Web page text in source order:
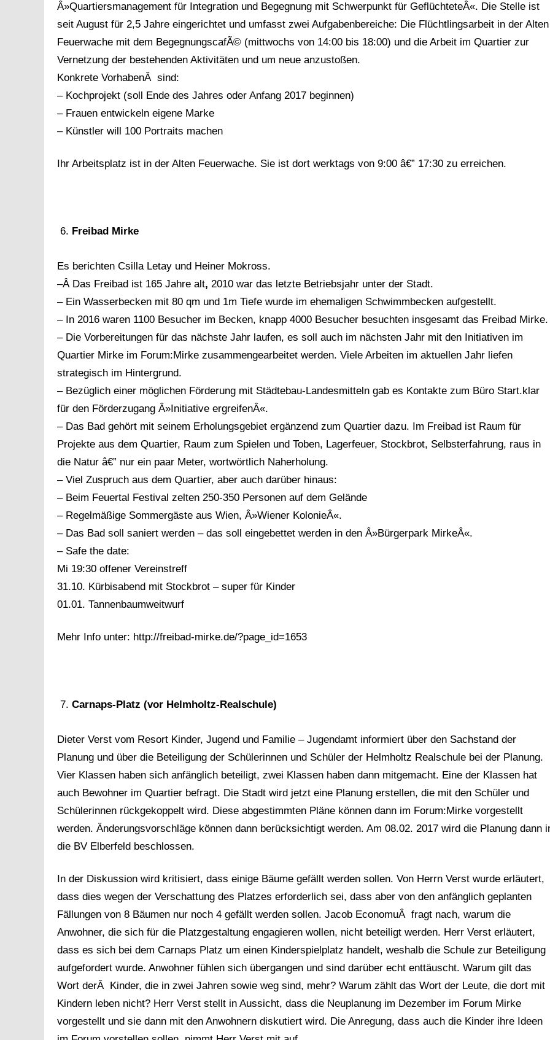
Â»Quartiersmanagement für Integration und Begegnung mit Schwerpunkt für GeflüchteteÂ«. Die Stelle ist
seit August für 2,5 Jahre eingerichtet und umfasst zwei Aufgabenbereiche: Die Flüchtlingsarbeit in der Alten
Feuerwache mit dem BegegnungscafÃ© (mittwochs von 14:00 bis 18:00) und die Arbeit im Quartier zur
Vernetzung der bestehenden Aktivitäten und um neue anzustoßen.
Konkrete VorhabenÂ sind:
– Kochprojekt (soll Ende des Jahres oder Anfang 2017 beginnen)
– Frauen entwickeln eigene Marke
– Künstler will 100 Portraits machen
Ihr Arbeitsplatz ist in der Alten Feuerwache. Sie ist dort werktags von 9:00 â€” 17:30 zu erreichen.
Freibad Mirke
Es berichten Csilla Letay und Heiner Mokross.
–Â Das Freibad ist 165 Jahre alt, 2010 war das letzte Betriebsjahr unter der Stadt.
– Ein Wasserbecken mit 80 qm und 1m Tiefe wurde im ehemaligen Schwimmbecken aufgestellt.
– In 2016 waren 1100 Besucher im Becken, knapp 4000 Besucher besuchten insgesamt das Freibad Mirke.
– Die Vorbereitungen für das nächste Jahr laufen, es soll auch im nächsten Jahr mit den Initiativen im
Quartier Mirke im Forum:Mirke zusammengearbeitet werden. Viele Arbeiten im aktuellen Jahr liefen
strategisch im Hintergrund.
– Bezüglich einer möglichen Förderung mit Städtebau-Landesmitteln gab es Kontakte zum Büro Start.klar
für den Förderzugang Â»Initiative ergreifenÂ«.
– Das Bad gehört mit seinem Erholungsgebiet ergänzend zum Quartier dazu. Im Freibad ist Raum für
Projekte aus dem Quartier, Raum zum Spielen und Toben, Lagerfeuer, Stockbrot, Selbsterfahrung, raus in
die Natur â€” nur ein paar Meter, wortwörtlich Naherholung.
– Viel Zuspruch aus dem Quartier, aber auch darüber hinaus:
– Beim Feuertal Festival zelten 250-350 Personen auf dem Gelände
– Regelmäßige Sommergäste aus Wien, Â»Wiener KolonieÂ«.
– Das Bad soll saniert werden – das soll eingebettet werden in den Â»Bürgerpark MirkeÂ«.
– Safe the date:
Mi 19:30 offener Vereinstreff
31.10. Kürbisabend mit Stockbrot – super für Kinder
01.01. Tannenbaumweitwurf
Mehr Info unter: http://freibad-mirke.de/?page_id=1653
Carnaps-Platz (vor Helmholtz-Realschule)
Dieter Verst vom Resort Kinder, Jugend und Familie – Jugendamt informiert über den Sachstand der
Planung und über die Beteiligung der Schülerinnen und Schüler der Helmholtz Realschule bei der Planung.
Vier Klassen haben sich anfänglich beteiligt, zwei Klassen haben dann mitgemacht. Eine der Klassen hat
auch Bewohner im Quartier befragt. Die Stadt wird jetzt eine Planung erstellen, die mit den Schüler und
Schülerinnen rückgekoppelt wird. Diese abgestimmten Pläne können dann im Forum:Mirke vorgestellt
werden. Änderungsvorschläge können dann berücksichtigt werden. Am 08.02. 2017 wird die Planung dann
die BV Elberfeld beschlossen.
In der Diskussion wird kritisiert, dass einige Bäume gefällt werden sollen. Von Herrn Verst wurde erläutert,
dass dies wegen der Verschattung des Platzes erforderlich sei, dass aber von den anfänglich geplanten
Fällungen von 8 Bäumen nur noch 4 gefällt werden sollen. Jacob EconomuÂ fragt nach, warum die
Anwohner, die sich für die Platzgestaltung engagieren wollen, nicht beteiligt werden. Herr Verst erläutert,
dass es sich bei dem Carnaps Platz um einen Kinderspielplatz handelt, weshalb die Schule zur Beteiligung
aufgefordert wurde. Anwohner fühlen sich übergangen und sind darüber echt enttäuscht. Warum gilt das
Wort derÂ Kinder, die in zwei Jahren sowie weg sind, mehr? Warum zählt das Wort der Leute, die dort mit
Kindern leben nicht? Herr Verst stellt in Aussicht, dass die Neuplanung im Dezember im Forum Mirke
vorgestellt und sie dann mit den Anwohnern diskutiert wird. Die Anregung, dass auch die Kinder ihre Ideen